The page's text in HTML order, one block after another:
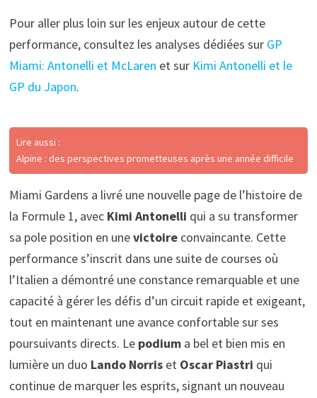
Pour aller plus loin sur les enjeux autour de cette
performance, consultez les analyses dédiées sur GP
Miami: Antonelli et McLaren et sur Kimi Antonelli et le
GP du Japon.
Lire aussi :
Alpine : des perspectives prometteuses après une année difficile
Miami Gardens a livré une nouvelle page de l’histoire de
la Formule 1, avec Kimi Antonelli qui a su transformer
sa pole position en unevictoireconvaincante. Cette
performance s’inscrit dans une suite de courses où
l’Italien a démontré une constance remarquable et une
capacité à gérer les défis d’un circuit rapide et exigeant,
tout en maintenant une avance confortable sur ses
poursuivants directs. Le podiuma bel et bien mis en
lumière un duo Lando Norriset Oscar Piastri qui
continue de marquer les esprits, signant un nouveau